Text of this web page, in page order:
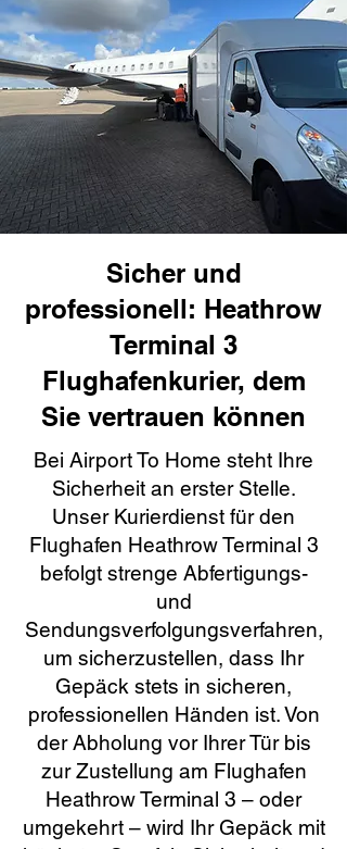
Sicher und
professionell: Heathrow
Terminal 3
Flughafenkurier, dem
Sie vertrauen können
Bei Airport To Home steht Ihre
Sicherheit an erster Stelle.
Unser Kurierdienst für den
Flughafen Heathrow Terminal 3
befolgt strenge Abfertigungs-
und
Sendungsverfolgungsverfahren,
um sicherzustellen, dass Ihr
Gepäck stets in sicheren,
professionellen Händen ist. Von
der Abholung vor Ihrer Tür bis
zur Zustellung am Flughafen
Heathrow Terminal 3 – oder
umgekehrt – wird Ihr Gepäck mit